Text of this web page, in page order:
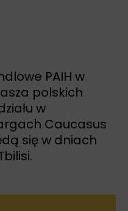
PAIH w
polskich
w
Caucasus
się w dniach